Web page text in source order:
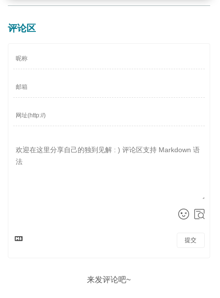
评论区
提交
来发评论吧~